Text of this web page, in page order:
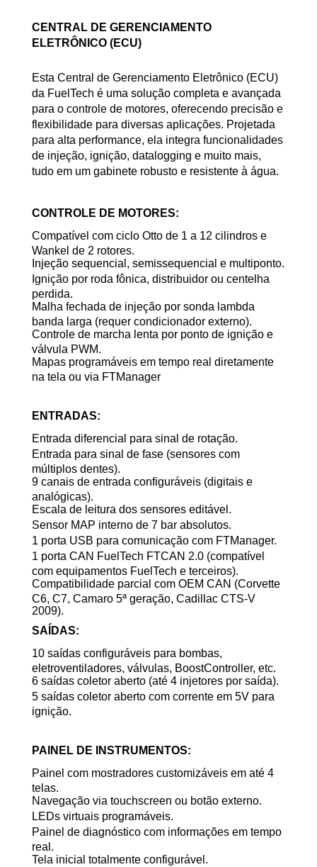
CENTRAL DE GERENCIAMENTO
ELETRÔNICO (ECU)
Esta Central de Gerenciamento Eletrônico (ECU)
da FuelTech é uma solução completa e avançada
para o controle de motores, oferecendo precisão e
flexibilidade para diversas aplicações. Projetada
para alta performance, ela integra funcionalidades
de injeção, ignição, datalogging e muito mais,
tudo em um gabinete robusto e resistente à água.
CONTROLE DE MOTORES:
Compatível com ciclo Otto de 1 a 12 cilindros e
Wankel de 2 rotores.
Injeção sequencial, semissequencial e multiponto.
Ignição por roda fônica, distribuidor ou centelha
perdida.
Malha fechada de injeção por sonda lambda
banda larga (requer condicionador externo).
Controle de marcha lenta por ponto de ignição e
válvula PWM.
Mapas programáveis em tempo real diretamente
na tela ou via FTManager
ENTRADAS:
Entrada diferencial para sinal de rotação.
Entrada para sinal de fase (sensores com
múltiplos dentes).
9 canais de entrada configuráveis (digitais e
analógicas).
Escala de leitura dos sensores editável.
Sensor MAP interno de 7 bar absolutos.
1 porta USB para comunicação com FTManager.
1 porta CAN FuelTech FTCAN 2.0 (compatível
com equipamentos FuelTech e terceiros).
Compatibilidade parcial com OEM CAN (Corvette
C6, C7, Camaro 5ª geração, Cadillac CTS-V
2009).
SAÍDAS:
10 saídas configuráveis para bombas,
eletroventiladores, válvulas, BoostController, etc.
6 saídas coletor aberto (até 4 injetores por saída).
5 saídas coletor aberto com corrente em 5V para
ignição.
PAINEL DE INSTRUMENTOS:
Painel com mostradores customizáveis em até 4
telas.
Navegação via touchscreen ou botão externo.
LEDs virtuais programáveis.
Painel de diagnóstico com informações em tempo
real.
Tela inicial totalmente configurável.